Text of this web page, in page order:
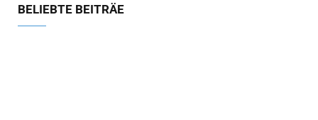
BELIEBTE BEITRÄE